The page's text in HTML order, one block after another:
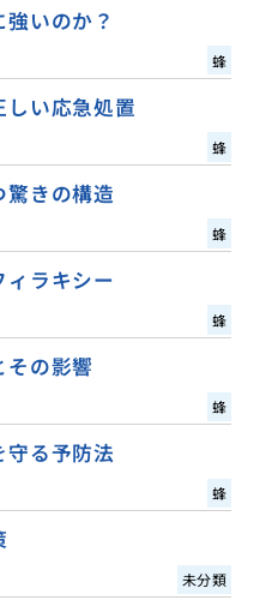
いのか？
蜂
い応急処置
蜂
驚きの構造
蜂
ラキシー
蜂
その影響
蜂
守る予防法
蜂
未分類